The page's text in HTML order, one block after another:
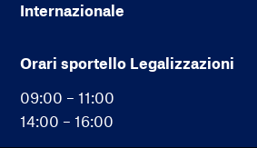
Internazionale
Orari sportello Legalizzazioni
09:00 – 11:00
14:00 – 16:00